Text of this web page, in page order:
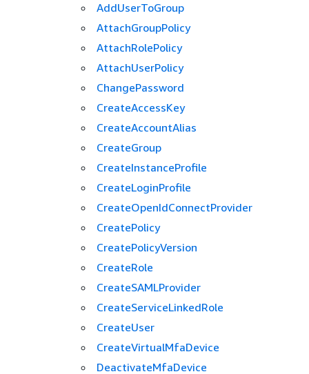
AddUserToGroup
AttachGroupPolicy
AttachRolePolicy
AttachUserPolicy
ChangePassword
CreateAccessKey
CreateAccountAlias
CreateGroup
CreateInstanceProfile
CreateLoginProfile
CreateOpenIdConnectProvider
CreatePolicy
CreatePolicyVersion
CreateRole
CreateSAMLProvider
CreateServiceLinkedRole
CreateUser
CreateVirtualMfaDevice
DeactivateMfaDevice